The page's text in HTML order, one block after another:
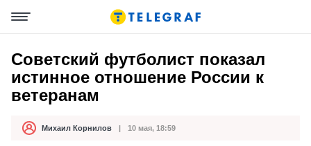
Советский футболист показал
истинное отношение России к
ветеранам
АвторМихаил Корнилов
Дата публикации 10 мая, 18:59